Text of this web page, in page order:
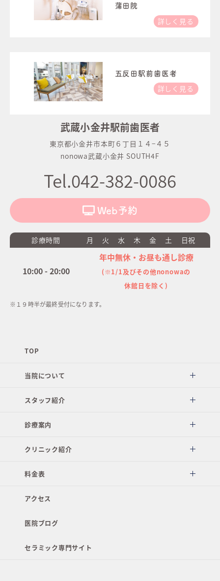
蒲田院
詳しく見る
五反田駅前歯医者
詳しく見る
武蔵小金井駅前歯医者
東京都小金井市本町６丁目１４−４５
nonowa武蔵小金井 SOUTH4F
Tel.042-382-0086
Web予約
診療時間 月 火 水 木 金 土 日祝
10:00 - 20:00
年中無休・お昼も通し診療
(※1/1及びその他nonowaの
休館日を除く)
※１９時半が最終受付になります。
TOP
当院について
スタッフ紹介
診療案内
クリニック紹介
料金表
アクセス
医院ブログ
セラミック専門サイト